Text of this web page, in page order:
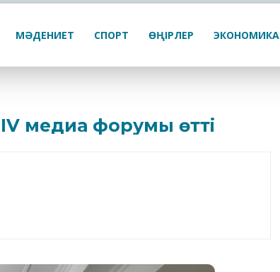
МӘДЕНИЕТ СПОРТ ӨҢІРЛЕР ЭКОНОМИКА
IV медиа форумы өтті